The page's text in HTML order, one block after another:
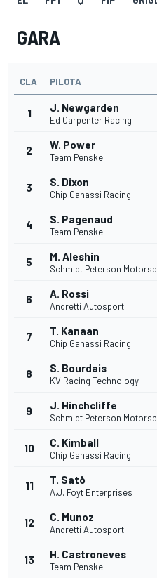
GARA
CLA PILOTA
1 J. Newgarden
Ed Carpenter Racing
2 W. Power
Team Penske
3 S. Dixon
Chip Ganassi Racing
4 S. Pagenaud
Team Penske
5 M. Aleshin
Schmidt Peterson
6 A. Rossi
Andretti Autosport
7 T. Kanaan
Chip Ganassi Racing
8 S. Bourdais
KV Racing Technology
9 J. Hinchcliffe
Schmidt Peterson
10 C. Kimball
Chip Ganassi Racing
11 T. Satō
A.J. Foyt Enterprises
12 C. Munoz
Andretti Autosport
13 H. Castroneves
Team Penske